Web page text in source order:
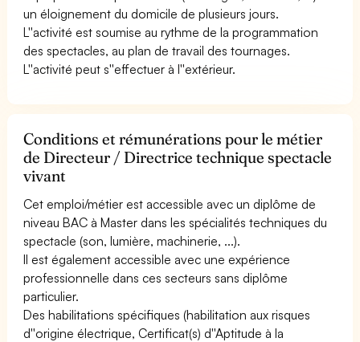
un éloignement du domicile de plusieurs jours.
L''activité est soumise au rythme de la programmation
des spectacles, au plan de travail des tournages.
L''activité peut s''effectuer à l''extérieur.
Conditions et rémunérations pour le métier
de Directeur / Directrice technique spectacle
vivant
Cet emploi/métier est accessible avec un diplôme de
niveau BAC à Master dans les spécialités techniques du
spectacle (son, lumière, machinerie, ...).
Il est également accessible avec une expérience
professionnelle dans ces secteurs sans diplôme
particulier.
Des habilitations spécifiques (habilitation aux risques
d''origine électrique, Certificat(s) d''Aptitude à la